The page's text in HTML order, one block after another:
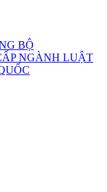
BỘ
NGÀNH LUẬT